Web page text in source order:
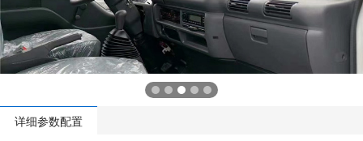
详细参数配置